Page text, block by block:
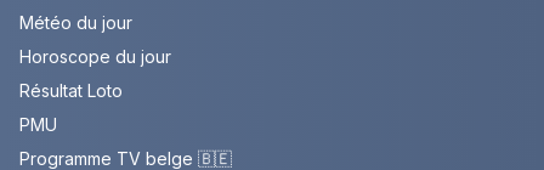
Météo du jour
Horoscope du jour
Résultat Loto
PMU
Programme TV belge 🇧🇪